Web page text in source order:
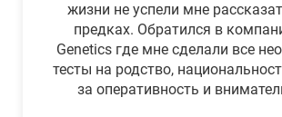
жизни не успели мне
предках. Обратился в
Genetics где мне сделали все
тесты на родство,
за оперативность и